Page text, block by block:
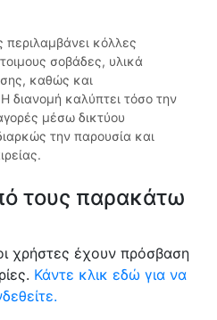
κόλλες
σοβάδες, υλικά
καθώς και
διανομή καλύπτει τόσο την
μέσω δικτύου
την παρουσία και
τους παρακάτω
χρήστες έχουν πρόσβαση
Κάντε κλικ εδώ για να